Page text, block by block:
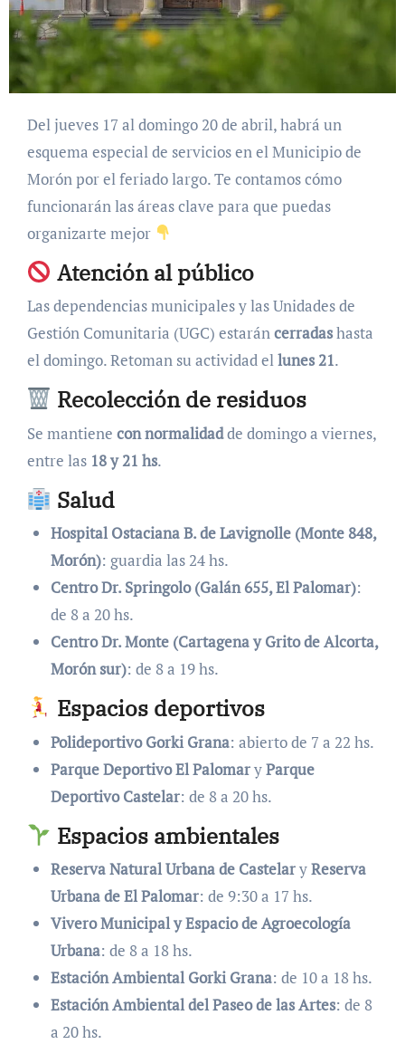
Del jueves 17 al domingo 20 de abril, habrá un
esquema especial de servicios en el Municipio de
Morón por el feriado largo. Te contamos cómo
funcionarán las áreas clave para que puedas
organizarte mejor
Atención al público
Las dependencias municipales y las Unidades de
Gestión Comunitaria (UGC) estaráncerradashasta
el domingo. Retoman su actividad ellunes 21.
Recolección de residuos
Se mantiene con normalidadde domingo a viernes,
entre las 18 y 21 hs.
Salud
Hospital Ostaciana B. de Lavignolle (Monte 848,
Morón): guardia las 24 hs.
Centro Dr. Springolo (Galán 655, El Palomar):
de 8 a 20 hs.
Centro Dr. Monte (Cartagena y Grito de Alcorta,
Morón sur): de 8 a 19 hs.
Espacios deportivos
Polideportivo Gorki Grana: abierto de 7 a 22 hs.
Parque Deportivo El PalomaryParque
Deportivo Castelar: de 8 a 20 hs.
Espacios ambientales
Reserva Natural Urbana de CastelaryReserva
Urbana de El Palomar: de 9:30 a 17 hs.
Vivero Municipal y Espacio de Agroecología
Urbana: de 8 a 18 hs.
Estación Ambiental Gorki Grana: de 10 a 18 hs.
Estación Ambiental del Paseo de las Artes: de 8
a 20 hs.